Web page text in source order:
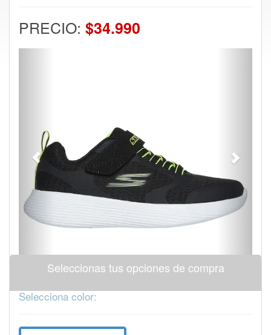
PRECIO: $34.990
Seleccionas tus opciones de compra
Selecciona color: